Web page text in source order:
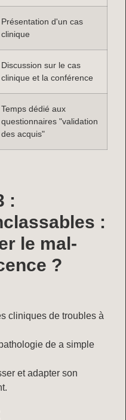
Présentation d'un cas
clinique
Discussion sur le cas
clinique et la conférence
Temps dédié aux
questionnaires "validation
des acquis"
:
:
le mal-
?
cliniques de troubles à
de a simple
et adapter son